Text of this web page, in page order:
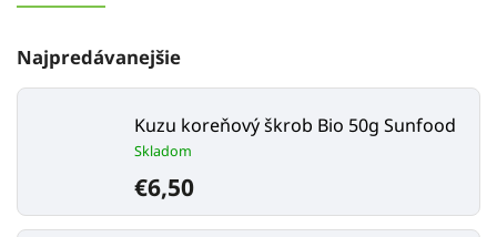
Najpredávanejšie
Kuzu koreňový škrob Bio 50g Sunfood
Skladom
€6,50